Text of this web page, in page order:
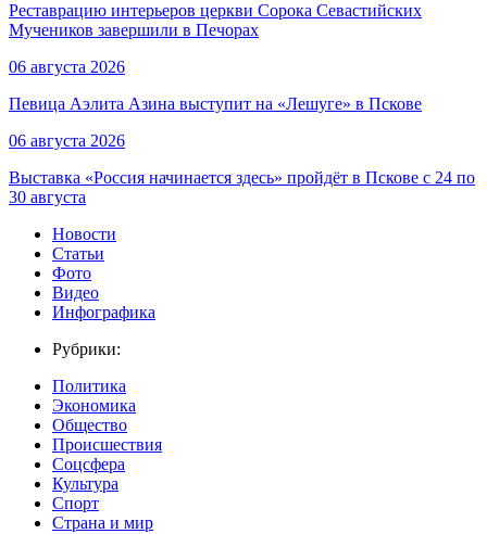
Реставрацию интерьеров церкви Сорока Севастийских
Мучеников завершили в Печорах
06 августа 2026
Певица Аэлита Азина выступит на «Лешуге» в Пскове
06 августа 2026
Выставка «Россия начинается здесь» пройдёт в Пскове с 24 по
30 августа
Новости
Статьи
Фото
Видео
Инфографика
Рубрики:
Политика
Экономика
Общество
Происшествия
Соцсфера
Культура
Спорт
Страна и мир